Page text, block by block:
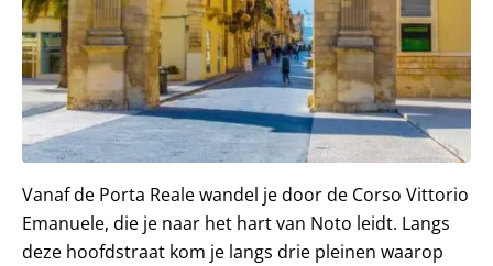
Vanaf de Porta Reale wandel je door de Corso Vittorio
Emanuele, die je naar het hart van Noto leidt. Langs
deze hoofdstraat kom je langs drie pleinen waarop